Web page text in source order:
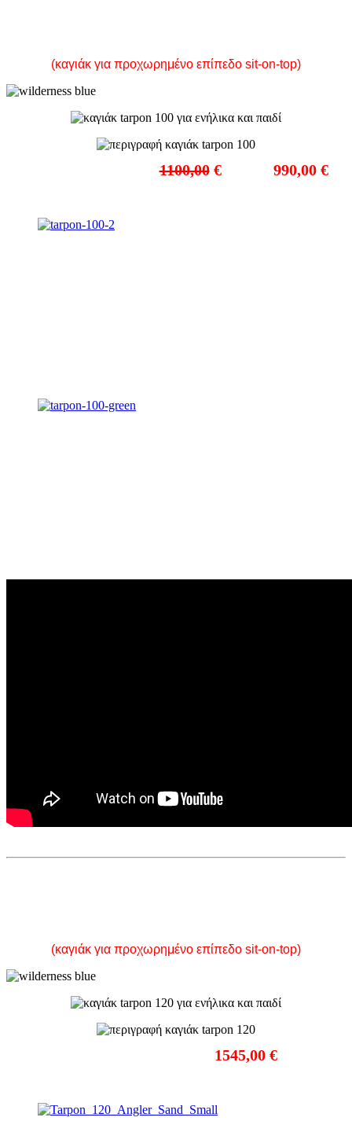
(καγιάκ για προχωρημένο επίπεδο sit-on-top)
1100,00€ 990,00 €
(καγιάκ για προχωρημένο επίπεδο sit-on-top)
1545,00 €